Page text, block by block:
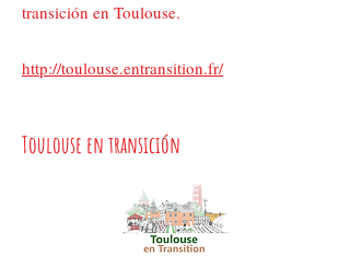
transición en Toulouse.
http://toulouse.entransition.fr/
Toulouse en transición